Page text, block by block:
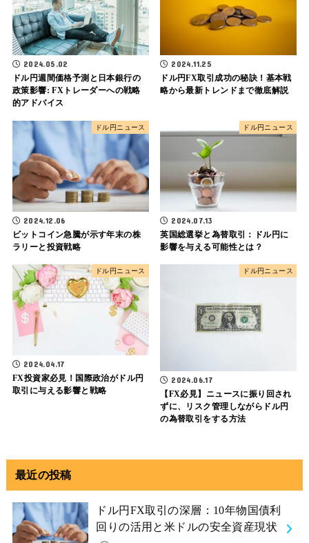
2024.05.02
ドル円週間価格予測と日本銀行の
政策影響: FXトレーダーへの戦略
的アドバイス
2024.11.25
ドル円FX取引成功の秘訣！基本戦
略から最新トレンドまで徹底解説
ドル円ニュース
2024.12.06
ビットコイン急騰が示す年末の株
ラリーと投資戦略
ドル円ニュース
2024.07.13
英国総選挙と為替取引：ドル円に
影響を与える可能性とは？
ドル円ニュース
2024.04.17
FX投資家必見！国際政治がドル円
取引に与える影響と戦略
ドル円ニュース
2024.06.17
【FX必見】ニュースに振り回され
ずに、リスク管理しながらドル円
の為替取引をする方法
最近の投稿
ドル円FX取引の深層：10年物国債利
回りの活用と米ドルの安全資産現状